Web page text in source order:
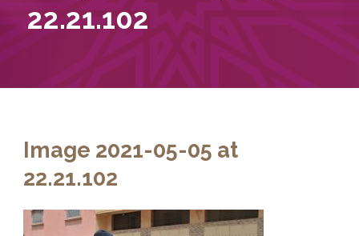
22.21.102
Image 2021-05-05 at
22.21.102